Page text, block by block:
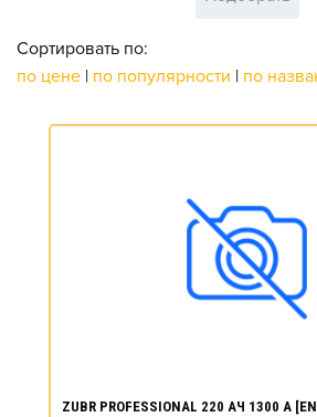
Сортировать по:
по цене | по популярности | по
ZUBR PROFESSIONAL 220 АЧ 1300 А